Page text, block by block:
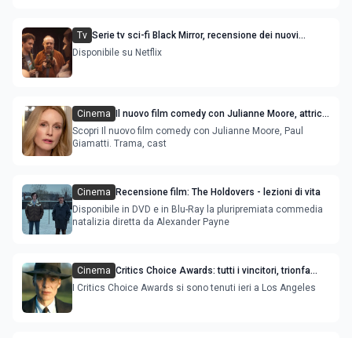
Tv Serie tv sci-fi Black Mirror, recensione dei nuovi
episodi stagione 7
Disponibile su Netflix
Cinema
Il nuovo film comedy con Julianne Moore, attrice
persa diretta da Jesse Eisenberg
Scopri Il nuovo film comedy con Julianne Moore, Paul
Giamatti. Trama, cast
Cinema
Recensione film: The Holdovers - lezioni di vita
Disponibile in DVD e in Blu-Ray la pluripremiata commedia
natalizia diretta da Alexander Payne
Cinema Critics Choice Awards: tutti i vincitori, trionfa
Oppenheimer, Succession è la miglior serie tv
I Critics Choice Awards si sono tenuti ieri a Los Angeles